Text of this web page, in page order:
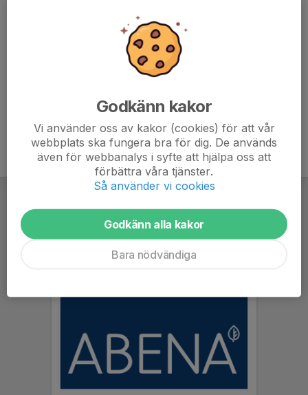
Godkänn kakor
Vi använder oss av kakor (cookies) för att vår
webbplats ska fungera bra för dig. De används
även för webbanalys i syfte att hjälpa oss att
förbättra våra tjänster.
Så använder vi cookies
Godkänn alla kakor
Bara nödvändiga